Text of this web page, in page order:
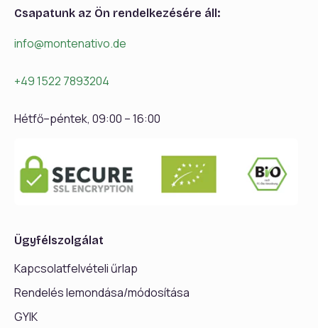
Csapatunk az Ön rendelkezésére áll:
info@montenativo.de
+49 1522 7893204
Hétfő–péntek, 09:00 – 16:00
Ügyfélszolgálat
Kapcsolatfelvételi űrlap
Rendelés lemondása/módosítása
GYIK